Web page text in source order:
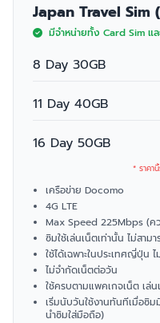
Japan Travel Sim
มีจำหน่ายทั้ง Card Sim แล
8 Day 30GB
11 Day 40GB
16 Day 50GB
* ราคา
เครือข่าย Docomo
4G LTE
Max Speed 225Mbps (ค
ซิมใช้เล่นเน็ตเท่านั้น ไม่สาม
ใช้ได้เฉพาะในประเทศญี่ปุ่น
ไม่จำกัดเน็ตต่อวัน
ใช้ครบตามแพคเกจเน็ต เล่
เริ่มนับวันใช้งานทันทีเมื่อซิ
นำซิมใส่มือถือ)